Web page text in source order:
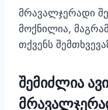
მრავალჯერადი
მოქნილია,
თქვენს
შემიძლია